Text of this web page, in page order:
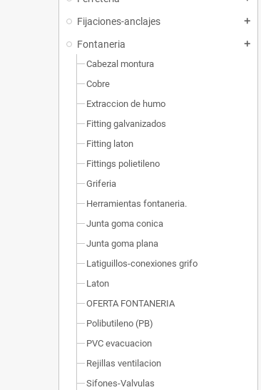
Fijaciones-anclajes add
Fontaneria add
Cabezal montura
Cobre
Extraccion de humo
Fitting galvanizados
Fitting laton
Fittings polietileno
Griferia
Herramientas fontaneria.
Junta goma conica
Junta goma plana
Latiguillos-conexiones grifo
Laton
OFERTA FONTANERIA
Polibutileno (PB)
PVC evacuacion
Rejillas ventilacion
Sifones-Valvulas